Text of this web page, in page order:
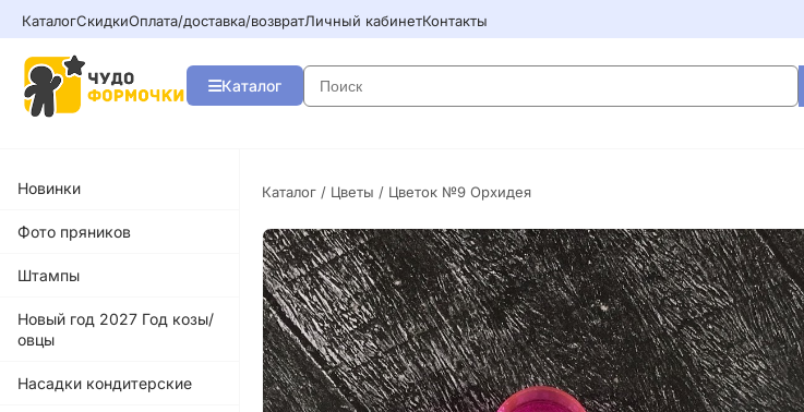
КаталогСкидкиОплата/доставка/возвратЛичный кабинетКонтакты
Каталог
Новинки
Фото пряников
Штампы
Новый год 2027 Год козы/
овцы
Насадки кондитерские
Каталог / Цветы / Цветок №9 Орхидея